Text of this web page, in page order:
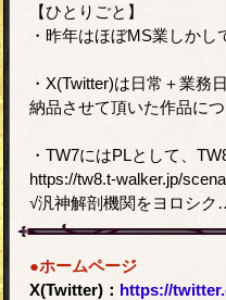
【ひとりごと】
・昨年はほぼMS業しかし
・X(Twitter)は日常＋業務
納品させて頂いた作品に
・TW7にはPLとして、
https://tw8.t-walker.jp/
√汎神解剖機関をヨロシ
●ホームページ
X(Twitter)： https://